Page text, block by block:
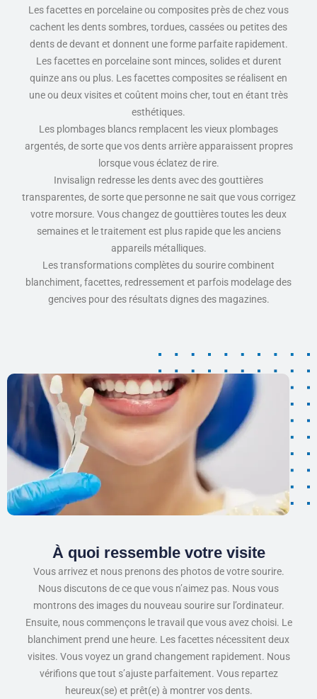
Les facettes en porcelaine ou composites près de chez vous
cachent les dents sombres, tordues, cassées ou petites des
dents de devant et donnent une forme parfaite rapidement.
Les facettes en porcelaine sont minces, solides et durent
quinze ans ou plus. Les facettes composites se réalisent en
une ou deux visites et coûtent moins cher, tout en étant très
esthétiques.
Les plombages blancs remplacent les vieux plombages
argentés, de sorte que vos dents arrière apparaissent propres
lorsque vous éclatez de rire.
Invisalign redresse les dents avec des gouttières
transparentes, de sorte que personne ne sait que vous corrigez
votre morsure. Vous changez de gouttières toutes les deux
semaines et le traitement est plus rapide que les anciens
appareils métalliques.
Les transformations complètes du sourire combinent
blanchiment, facettes, redressement et parfois modelage des
gencives pour des résultats dignes des magazines.
À quoi ressemble votre visite
Vous arrivez et nous prenons des photos de votre sourire.
Nous discutons de ce que vous n’aimez pas. Nous vous
montrons des images du nouveau sourire sur l’ordinateur.
Ensuite, nous commençons le travail que vous avez choisi. Le
blanchiment prend une heure. Les facettes nécessitent deux
visites. Vous voyez un grand changement rapidement. Nous
vérifions que tout s’ajuste parfaitement. Vous repartez
heureux(se) et prêt(e) à montrer vos dents.